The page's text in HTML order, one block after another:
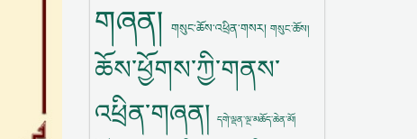
གཞན།
གསུང་ཆོས་འཕྲིན་གསར། གསུང་ཆོས།
ཆོས་ཕྱོགས་ཀྱི་གནས་
འཕྲིན་གཞན།
དགེ་ལྡན་ལྔ་མཆོད་ཆེན་མོ།